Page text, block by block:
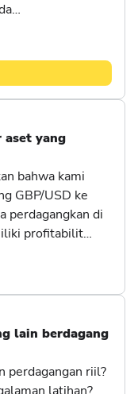
aset yang
bahwa kami
GBP/USD ke
perdagangkan di
profitabilit…
lain berdagang
perdagangan riil?